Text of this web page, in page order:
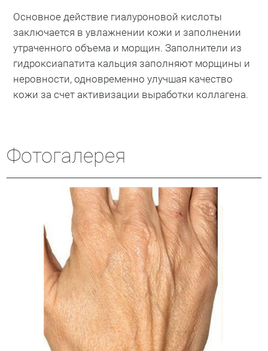
Основное действие гиалуроновой кислоты
заключается в увлажнении кожи и заполнении
утраченного объема и морщин. Заполнители из
гидроксиапатита кальция заполняют морщины и
неровности, одновременно улучшая качество
кожи за счет активизации выработки коллагена.
Фотогалерея